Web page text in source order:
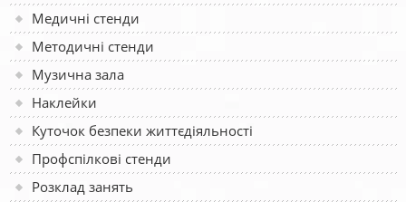
Медичні стенди
Методичні стенди
Музична зала
Наклейки
Куточок безпеки життєдіяльності
Профспілкові стенди
Розклад занять